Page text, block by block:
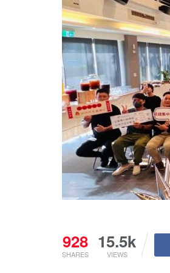
928
SHARES
15.5k
VIEWS